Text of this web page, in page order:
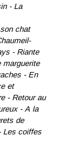
- La
chat
- Riante
marguerite
- En
et
- Retour au
- A la
de
Les coiffes